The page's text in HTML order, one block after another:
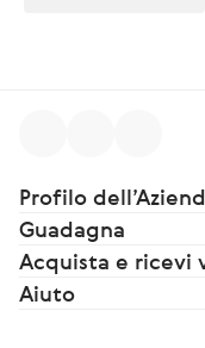
Profilo
Guadagna
Acquista e ricevi
Aiuto